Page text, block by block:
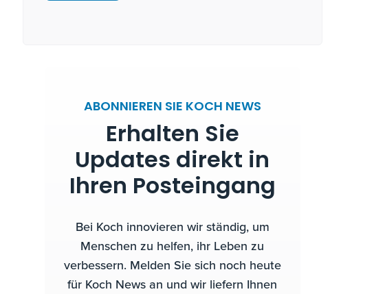
ABONNIEREN SIE KOCH NEWS
Erhalten Sie
Updates direkt in
Ihren Posteingang
Bei Koch innovieren wir ständig, um
Menschen zu helfen, ihr Leben zu
verbessern. Melden Sie sich noch heute
für Koch News an und wir liefern Ihnen